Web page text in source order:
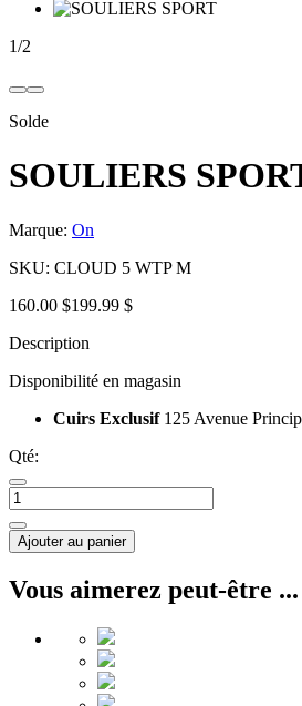
1/2
Solde
SOULIERS
Marque: On
SKU: CLOUD 5 WTP M
160.00 $199.99 $
Description
Disponibilité en magasin
Cuirs Exclusif 125 Avenue
Qté:
Ajouter au panier
Vous aimerez peut-être ...